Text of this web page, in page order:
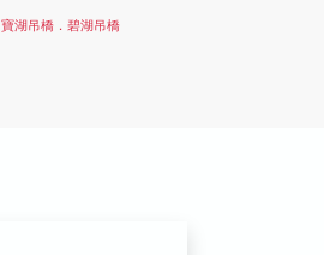
寶湖吊橋．碧湖吊橋